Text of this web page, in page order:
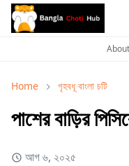
Home গৃহবধূ বাংলা চটি
পাশের বাড়ির
আগ ৬, ২০২৫